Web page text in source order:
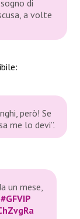
di
a volte
però! Se
me lo devi”.
un mese,
#GFVIP